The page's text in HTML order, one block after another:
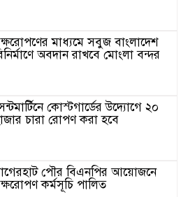
মাধ্যমে সবুজ বাংলাদেশ
অবদান রাখবে মোংলা বন্দর
কোস্টগার্ডের উদ্যোগে ২০
চারা রোপণ করা হবে
পৌর বিএনপির আয়োজনে
কর্মসূচি পালিত